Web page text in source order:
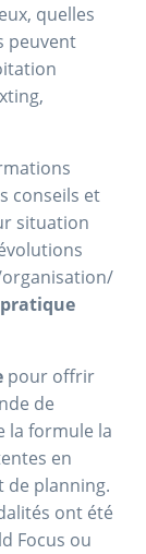
quelles
peuvent
conseils et
situation
pour offrir
de
la formule la
en
de planning.
ont été
Focus ou